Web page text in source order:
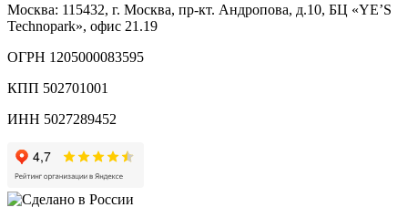
Москва: 115432, г. Москва, пр-кт. Андропова, д.10, БЦ «YE’S
Technopark», офис 21.19
ОГРН 1205000083595
КПП 502701001
ИНН 5027289452